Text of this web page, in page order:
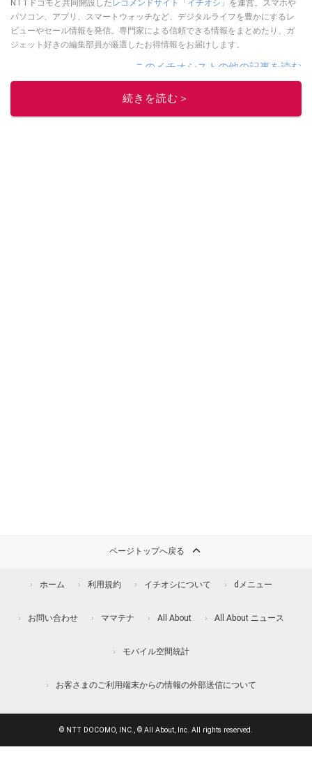
NTTドコモと共同開設した レコメンドサイト「イチオシ」 を運営。スマホや
パソコン、アプリ、スマートウォッチなど、デジタルライフを豊かにするレ
ビューやセール情報を発信。専門家による信頼できる情報をまとめたり、ガ
ジェット好きの編集部員が厳選したお得情報をお届けします。
このイチオシストの他の記事を読む
続きを読む＞
ページトップへ戻る
ホーム 利用規約 イチオシについて dメニュー
お問い合わせ ママテナ All About All About ニュース
モバイル空間統計
お客さまのご利用端末からの情報の外部送信について
© NTT DOCOMO, INC., © All About, Inc. All rights reserved.